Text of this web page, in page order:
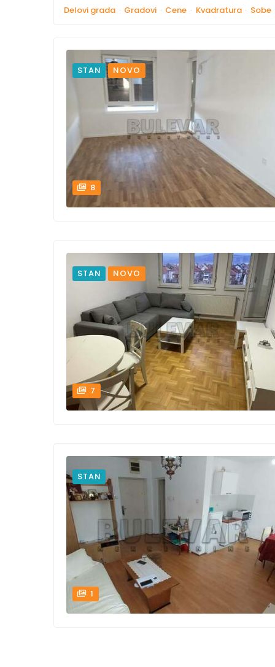
Delovi grada · Gradovi · Cene · Kvadratura · Sobe
STAN NOVO
8
STAN NOVO
7
STAN
1